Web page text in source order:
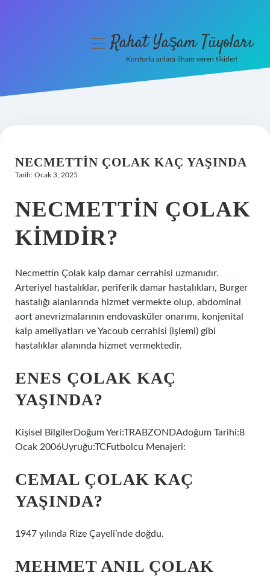
Hakkımızda
menüyüRahat Yaşam Tüyoları
Konforlu anlara ilham veren fikirler!
NECMETTIN ÇOLAK KAÇ YAŞINDA
Tarih: Ocak 3, 2025
NECMETTIN ÇOLAK
KIMDIR?
Necmettin Çolak kalp damar cerrahisi uzmanıdır.
Arteriyel hastalıklar, periferik damar hastalıkları, Burger
hastalığı alanlarında hizmet vermekte olup, abdominal
aort anevrizmalarının endovasküler onarımı, konjenital
kalp ameliyatları ve Yacoub cerrahisi (işlemi) gibi
hastalıklar alanında hizmet vermektedir.
ENES ÇOLAK KAÇ
YAŞINDA?
Kişisel BilgilerDoğum Yeri:TRABZONDAdoğum Tarihi:8
Ocak 2006Uyruğu:TCFutbolcu Menajeri:
CEMAL ÇOLAK KAÇ
YAŞINDA?
1947 yılında Rize Çayeli’nde doğdu.
MEHMET ANIL ÇOLAK